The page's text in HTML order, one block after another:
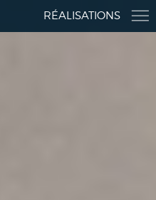
RÉALISATIONS